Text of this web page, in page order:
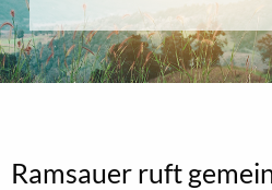
Ramsauer ruft